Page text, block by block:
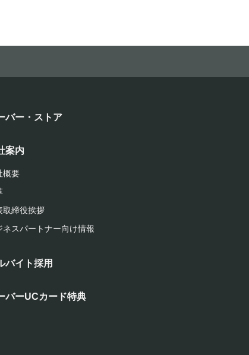
バー・ストア
案内
概要
取締役挨拶
ネスパートナー向け情報
バイト採用
バーUCカード特典